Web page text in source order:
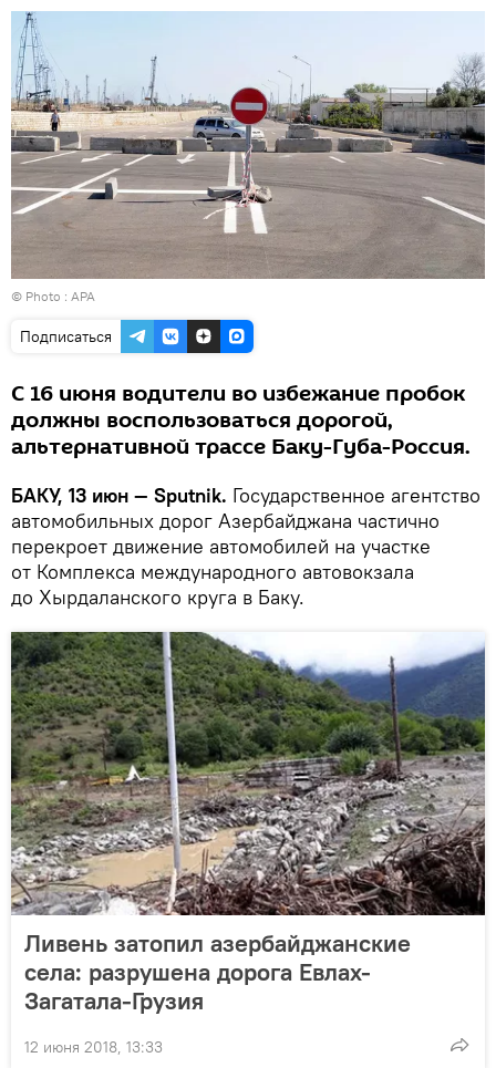
© Photo : APA
Подписаться
С 16 июня водители во избежание пробок
должны воспользоваться дорогой,
альтернативной трассе Баку-Губа-Россия.
БАКУ, 13 июн — Sputnik. Государственное агентство
автомобильных дорог Азербайджана частично
перекроет движение автомобилей на участке
от Комплекса международного автовокзала
до Хырдаланского круга в Баку.
Ливень затопил азербайджанские
села: разрушена дорога Евлах-
Загатала-Грузия
12 июня 2018, 13:33